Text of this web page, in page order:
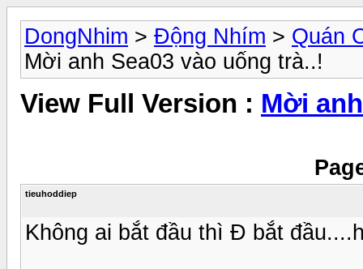
DongNhim > Động Nhím > Quán
Mời anh Sea03 vào uống trà..!
View Full Version : Mời
tieuhoddiep
Không ai bắt đầu thì Đ bắt